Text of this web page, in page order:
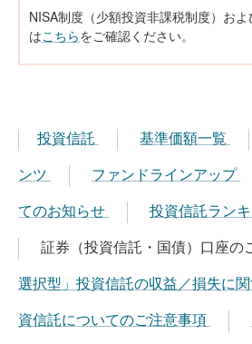
NISA制度（少額投資非課税制度）お
はこちらをご確認ください。
投資信託 基準価額一覧
ンツ
ファンドラインアップ
てのお知らせ
投資信託ラン
証券（投資信託・国債）口座の
選択型」投資信託の収益／損失に
資信託についてのご注意事項